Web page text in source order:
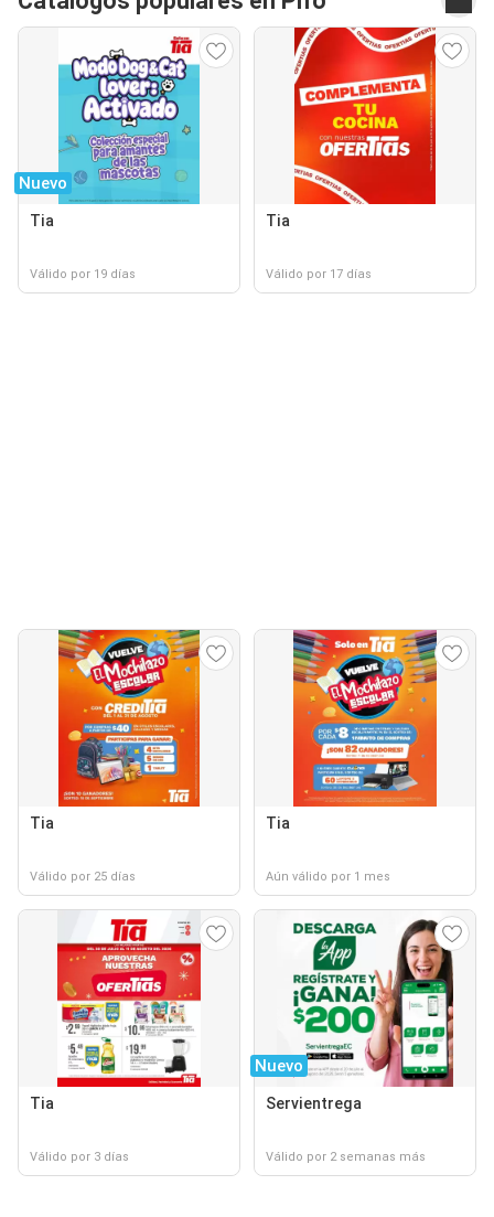
Nuevo
Tia
Válido por 19 días
Tia
Válido por 17 días
Tia
Válido por 25 días
Tia
Aún válido por 1 mes
Tia
Válido por 3 días
Nuevo
Servientrega
Válido por 2 semanas más